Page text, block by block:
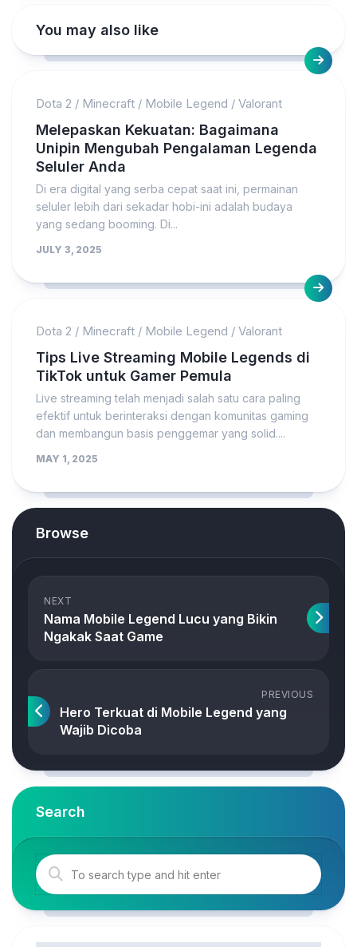
You may also like
Dota 2 / Minecraft / Mobile Legend / Valorant
Melepaskan Kekuatan: Bagaimana
Unipin Mengubah Pengalaman Legenda
Seluler Anda
Di era digital yang serba cepat saat ini, permainan
seluler lebih dari sekadar hobi-ini adalah budaya
yang sedang booming. Di...
JULY 3, 2025
Dota 2 / Minecraft / Mobile Legend / Valorant
Tips Live Streaming Mobile Legends di
TikTok untuk Gamer Pemula
Live streaming telah menjadi salah satu cara paling
efektif untuk berinteraksi dengan komunitas gaming
dan membangun basis penggemar yang solid....
MAY 1, 2025
Browse
NEXT
Nama Mobile Legend Lucu yang Bikin
Ngakak Saat Game
PREVIOUS
Hero Terkuat di Mobile Legend yang
Wajib Dicoba
Search